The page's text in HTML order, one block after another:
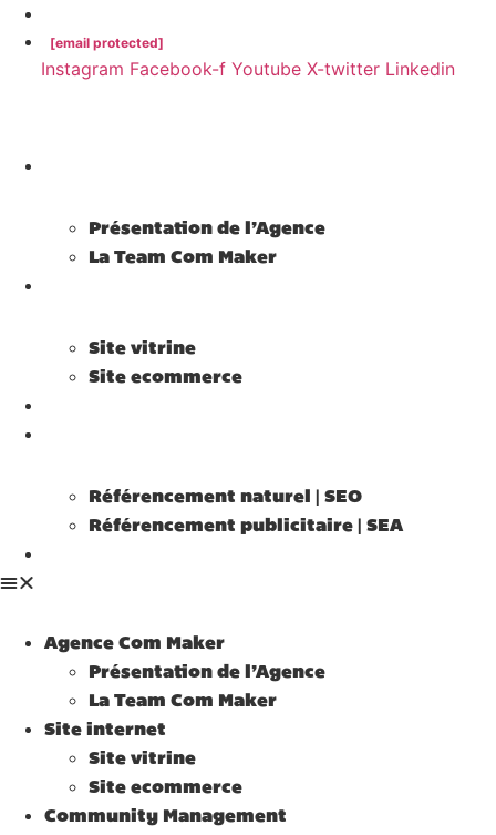
[email protected]
Instagram Facebook-f Youtube X-twitter Linkedin
Présentation de l’Agence
La Team Com Maker
Site vitrine
Site ecommerce
Référencement naturel | SEO
Référencement publicitaire | SEA
Agence Com Maker
Présentation de l’Agence
La Team Com Maker
Site internet
Site vitrine
Site ecommerce
Community Management